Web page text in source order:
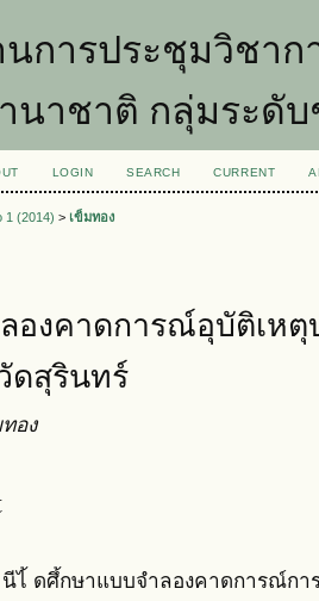
นการประชุมวิชา
นาชาติ กลุ่มระดั
LOGIN SEARCH CURRENT
1 (2014) > เข็มทอง
องคาดการณ์อุบัติเห
ดสุรินทร์
อง
นีไ้ ดศึ้กษาแบบจำลองคาดการณ์กา